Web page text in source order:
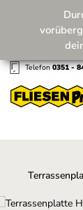
Zum Hauptinhalt
Telefon0351 -
Bildergalerie